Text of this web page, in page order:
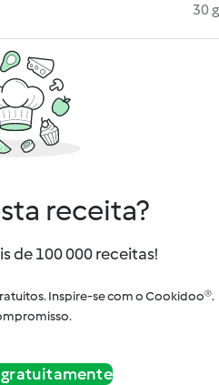
30 g
receita?
de 100 000 receitas!
Inspire-se com o Cookidoo®.
gratuitamente